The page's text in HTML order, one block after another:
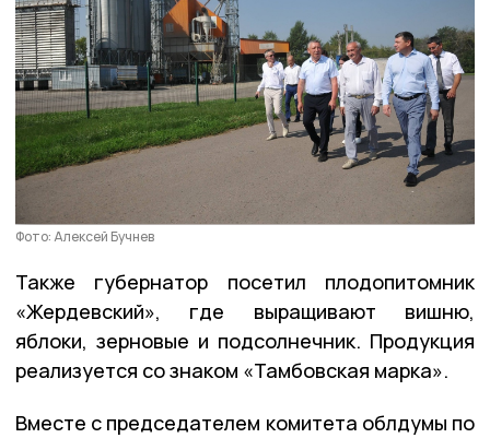
Фото: Алексей Бучнев
Также губернатор посетил плодопитомник
«Жердевский», где выращивают вишню,
яблоки, зерновые и подсолнечник. Продукция
реализуется со знаком «Тамбовская марка».
Вместе с председателем комитета облдумы по